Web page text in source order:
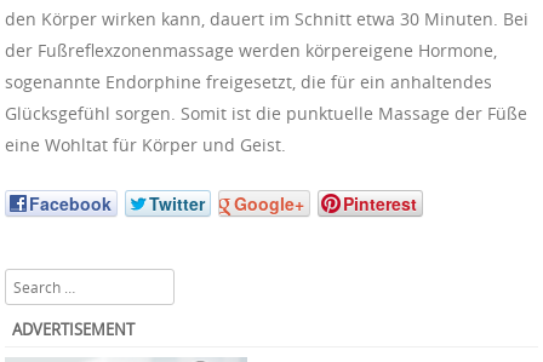
den Körper wirken kann, dauert im Schnitt etwa 30 Minuten. Bei
der Fußreflexzonenmassage werden körpereigene Hormone,
sogenannte Endorphine freigesetzt, die für ein anhaltendes
Glücksgefühl sorgen. Somit ist die punktuelle Massage der Füße
eine Wohltat für Körper und Geist.
Facebook Twitter Google+ Pinterest
Search
ADVERTISEMENT